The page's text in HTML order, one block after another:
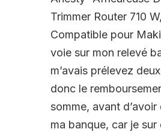
Trimmer Router 710
Compatible pour
voie sur mon relevé
m’avais prélevez
donc le
somme, avant
ma banque, car je sur